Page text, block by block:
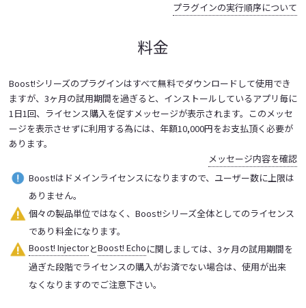
プラグインの実行順序について
料金
Boost!シリーズのプラグインはすべて無料でダウンロードして使用でき
ますが、3ヶ月の試用期間を過ぎると、インストールしているアプリ毎に
1日1回、ライセンス購入を促すメッセージが表示されます。このメッセ
ージを表示させずに利用する為には、年額10,000円をお支払頂く必要が
あります。
メッセージ内容を確認
Boost!はドメインライセンスになりますので、ユーザー数に上限は
ありません。
個々の製品単位ではなく、Boost!シリーズ全体としてのライセンス
であり料金になります。
Boost! InjectorとBoost! Echoに関しましては、3ヶ月の試用期間を
過ぎた段階でライセンスの購入がお済でない場合は、使用が出来
なくなりますのでご注意下さい。